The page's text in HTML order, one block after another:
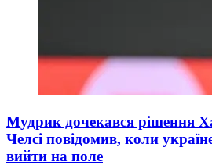
Мудрик дочекався рішення
Челсі повідомив, коли
вийти на поле